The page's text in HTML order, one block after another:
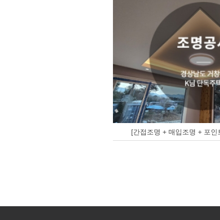
[간접조명 + 매입조명 + 포